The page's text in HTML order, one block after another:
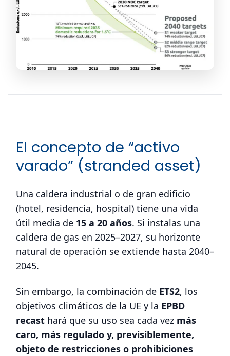
El concepto de “activo
varado” (stranded asset)
Una caldera industrial o de gran edificio
(hotel, residencia, hospital) tiene una vida
útil media de 15 a 20 años. Si instalas una
caldera de gas en 2025–2027, su horizonte
natural de operación se extiende hasta 2040–
2045.
Sin embargo, la combinación de ETS2, los
objetivos climáticos de la UE y la EPBD
recast hará que su uso sea cada vez más
caro, más regulado y, previsiblemente,
objeto de restricciones o prohibiciones